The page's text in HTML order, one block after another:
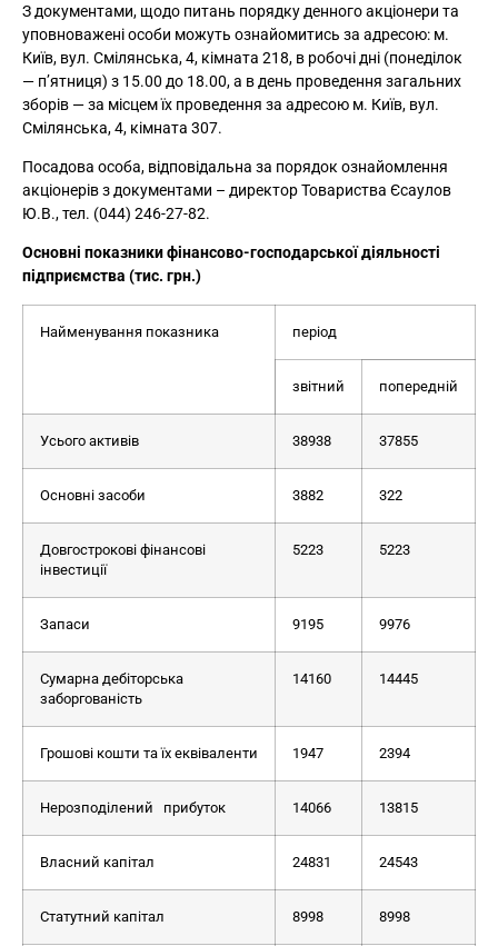
З документами, щодо питань порядку денного акціонери та
уповноважені особи можуть ознайомитись за адресою: м.
Київ, вул. Смілянська, 4, кімната 218, в робочі дні (понеділок
— п’ятниця) з 15.00 до 18.00, а в день проведення загальних
зборів — за місцем їх проведення за адресою м. Київ, вул.
Смілянська, 4, кімната 307.
Посадова особа, відповідальна за порядок ознайомлення
акціонерів з документами – директор Товариства Єсаулов
Ю.В., тел. (044) 246-27-82.
Основні показники фінансово-господарської діяльності
підприємства (тис. грн.)
Найменування показника період
звітний попередній
Усього активів 38938 37855
Основні засоби 3882 322
Довгострокові фінансові
інвестиції
5223 5223
Запаси 9195 9976
Сумарна дебіторська
заборгованість
14160 14445
Грошові кошти та їх еквіваленти 1947 2394
Нерозподілений прибуток 14066 13815
Власний капітал 24831 24543
Статутний капітал 8998 8998